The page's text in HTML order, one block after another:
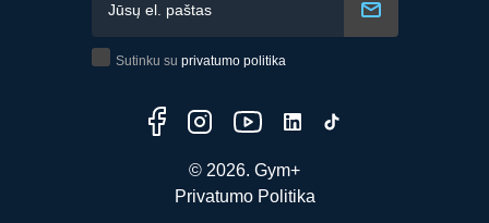
Sutinku su privatumo politika
© 2026. Gym+
Privatumo Politika